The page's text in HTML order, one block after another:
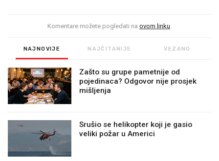
Komentare možete pogledati na ovom linku.
NAJNOVIJE NAJČITANIJE VEZANO
Zašto su grupe pametnije od
pojedinaca? Odgovor nije prosjek
mišljenja
Srušio se helikopter koji je gasio
veliki požar u Americi